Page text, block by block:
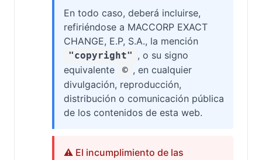
En todo caso, deberá incluirse,
refiriéndose a MACCORP EXACT
CHANGE, E.P, S.A., la mención
"copyright" , o su signo
equivalente
© , en cualquier
divulgación, reproducción,
distribución o comunicación pública
de los contenidos de esta web.
⚠️ El incumplimiento de las